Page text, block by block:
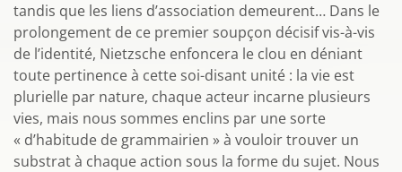
tandis que les liens d’association demeurent… Dans le
prolongement de ce premier soupçon décisif vis-à-vis
de l’identité, Nietzsche enfoncera le clou en déniant
toute pertinence à cette soi-disant unité : la vie est
plurielle par nature, chaque acteur incarne plusieurs
vies, mais nous sommes enclins par une sorte
« d’habitude de grammairien » à vouloir trouver un
substrat à chaque action sous la forme du sujet. Nous